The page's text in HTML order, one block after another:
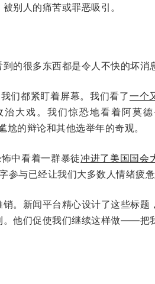
别人的痛苦或罪恶吸引。
的很多东西都是令人不快的坏消
们都紧盯着屏幕。我们看了一个
大戏。我们惊恐地看着阿莫德
的辩论和其他选举年的奇观。
中看着一群暴徒冲进了美国国会
与已经让我们大多数人情绪疲惫
。新闻平台精心设计了这些标题
。他们促使我们继续这样做——把